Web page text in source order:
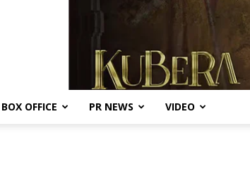
BOX OFFICE PR NEWS VIDEO